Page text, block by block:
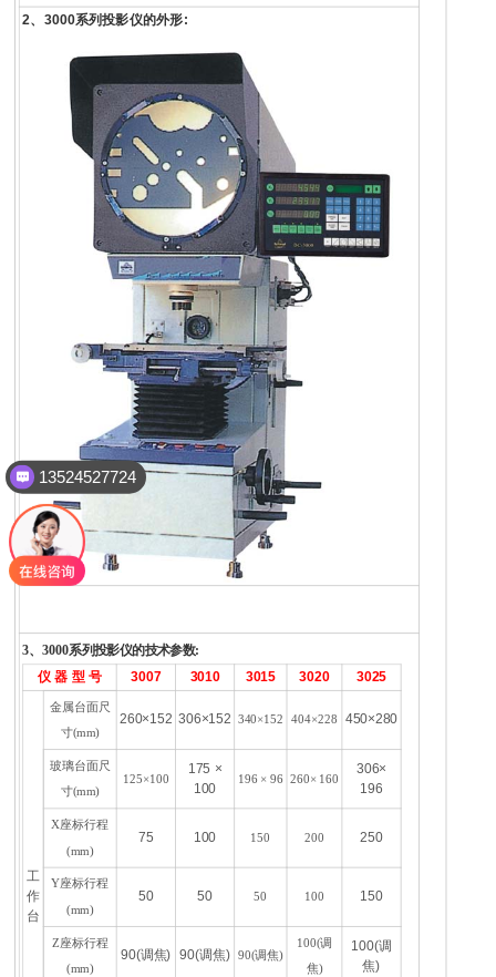
2、3000系列投影仪的外形:
3、3000系列投影仪的技术参数:
仪 器 型 号 3007 3010 3015 3020 3025
工
作
台
金属台面尺
寸(mm)
260×152 306×152 340×152 404×228 450×280
玻璃台面尺
寸(mm)
125×100
175 ×
100
196 × 96 260× 160
306×
196
X座标行程
(mm)
75 100 150 200 250
Y座标行程
(mm)
50 50 50 100 150
Z座标行程
(mm)
90(调焦) 90(调焦) 90(调焦)
100(调
焦)
100(调
焦)
13524527724
caikon-cn 公众号